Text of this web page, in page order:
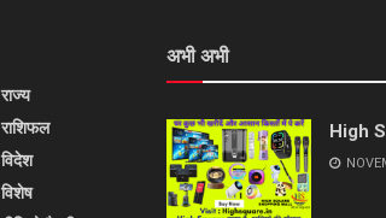
राज्य
राशिफल
विदेश
विशेष
अभी अभी
High